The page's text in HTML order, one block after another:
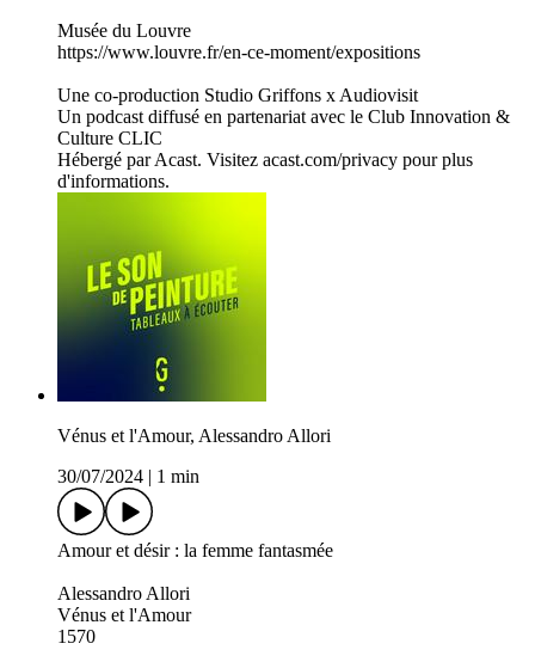
Musée du Louvre
https://www.louvre.fr/en-ce-moment/expositions
Une co-production Studio Griffons x Audiovisit
Un podcast diffusé en partenariat avec le Club Innovation &
Culture CLIC
Hébergé par Acast. Visitez acast.com/privacy pour plus
d'informations.
Vénus et l'Amour, Alessandro Allori
30/07/2024
1 min
Amour et désir : la femme fantasmée
Alessandro Allori
Vénus et l'Amour
1570